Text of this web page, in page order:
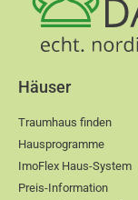
Häuser
Traumhaus finden
Hausprogramme
ImoFlex Haus-System
Preis-Information